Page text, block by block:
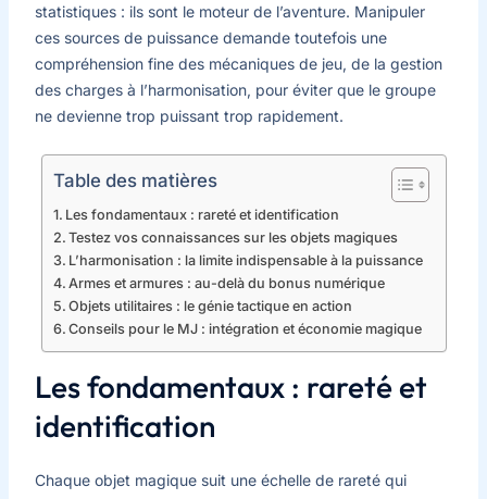
statistiques : ils sont le moteur de l’aventure. Manipuler
ces sources de puissance demande toutefois une
compréhension fine des mécaniques de jeu, de la gestion
des charges à l’harmonisation, pour éviter que le groupe
ne devienne trop puissant trop rapidement.
Table des matières
Les fondamentaux : rareté et identification
Testez vos connaissances sur les objets magiques
L’harmonisation : la limite indispensable à la puissance
Armes et armures : au-delà du bonus numérique
Objets utilitaires : le génie tactique en action
Conseils pour le MJ : intégration et économie magique
Les fondamentaux : rareté et
identification
Chaque objet magique suit une échelle de rareté qui